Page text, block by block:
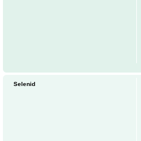
Selenid